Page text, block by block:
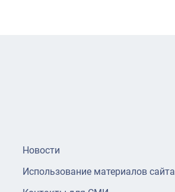
Новости
Использование материалов сайта